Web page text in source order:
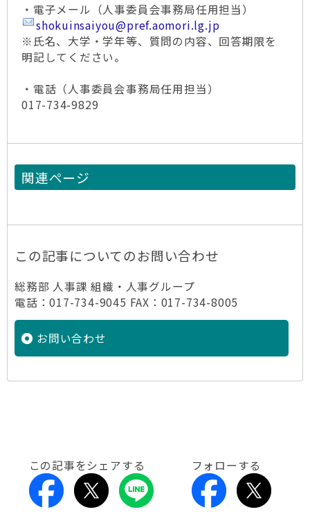
・電子メール（人事委員会事務局任用担当）
shokuinsaiyou@pref.aomori.lg.jp
※氏名、大学・学年等、質問の内容、回答期限を
明記してください。
・電話（人事委員会事務局任用担当）
017-734-9829
関連ページ
この記事についてのお問い合わせ
総務部 人事課 組織・人事グループ
電話：017-734-9045 FAX：017-734-8005
お問い合わせ
この記事をシェアする フォローする